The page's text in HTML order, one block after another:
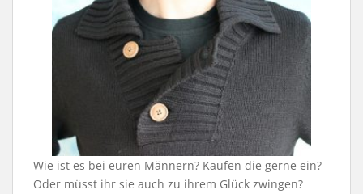
Wie ist es bei euren Männern? Kaufen die gerne ein?
Oder müsst ihr sie auch zu ihrem Glück zwingen?